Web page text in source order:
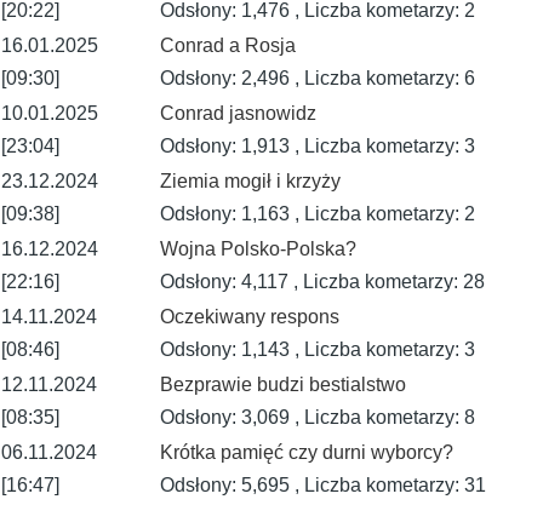
[20:22]
Odsłony: 1,476 , Liczba kometarzy: 2
16.01.2025
[09:30]
Conrad a Rosja
Odsłony: 2,496 , Liczba kometarzy: 6
10.01.2025
[23:04]
Conrad jasnowidz
Odsłony: 1,913 , Liczba kometarzy: 3
23.12.2024
[09:38]
Ziemia mogił i krzyży
Odsłony: 1,163 , Liczba kometarzy: 2
16.12.2024
[22:16]
Wojna Polsko-Polska?
Odsłony: 4,117 , Liczba kometarzy: 28
14.11.2024
[08:46]
Oczekiwany respons
Odsłony: 1,143 , Liczba kometarzy: 3
12.11.2024
[08:35]
Bezprawie budzi bestialstwo
Odsłony: 3,069 , Liczba kometarzy: 8
06.11.2024
[16:47]
Krótka pamięć czy durni wyborcy?
Odsłony: 5,695 , Liczba kometarzy: 31